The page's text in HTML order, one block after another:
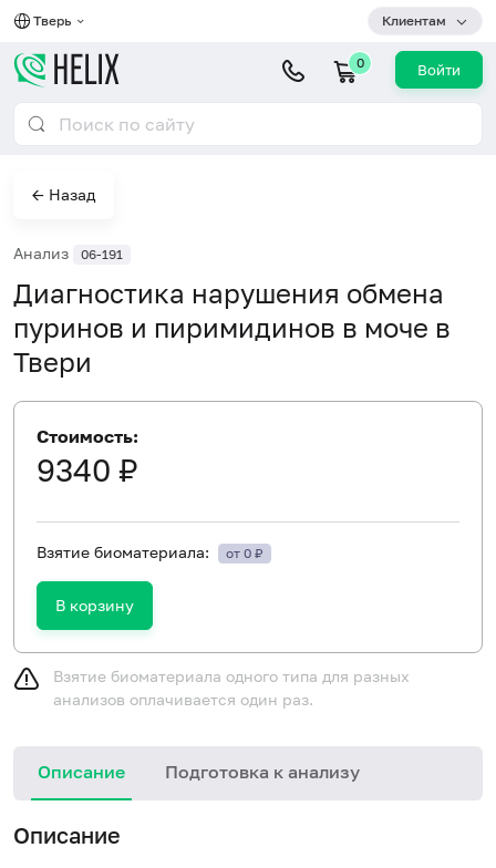
Тверь Клиентам
0 Войти
← Назад
Анализ 06-191
Диагностика нарушения обмена
пуринов и пиримидинов в моче в
Твери
Стоимость:
9340 ₽
Взятие биоматериала: от 0 ₽
В корзину
Взятие биоматериала одного типа для разных
анализов оплачивается один раз.
Описание Подготовка к анализу
Описание